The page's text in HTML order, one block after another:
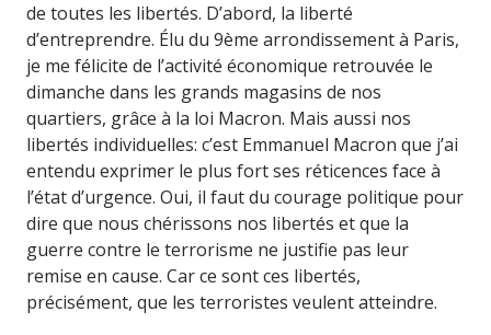
de toutes les libertés. D’abord, la liberté
d’entreprendre. Élu du 9ème arrondissement à Paris,
je me félicite de l’activité économique retrouvée le
dimanche dans les grands magasins de nos
quartiers, grâce à la loi Macron. Mais aussi nos
libertés individuelles: c’est Emmanuel Macron que j’ai
entendu exprimer le plus fort ses réticences face à
l’état d’urgence. Oui, il faut du courage politique pour
dire que nous chérissons nos libertés et que la
guerre contre le terrorisme ne justifie pas leur
remise en cause. Car ce sont ces libertés,
précisément, que les terroristes veulent atteindre.